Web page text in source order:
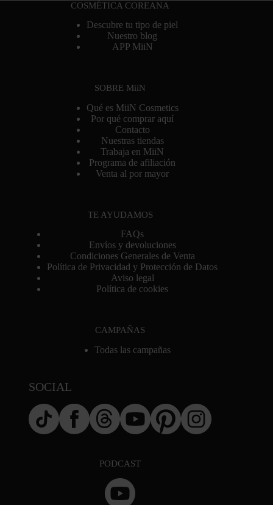
COSMÉTICA COREANA
Descubre tu tipo de piel
Nuestro blog
APP MiiN
SOBRE MiiN
Qué es MiiN Cosmetics
Por qué comprar aquí
Contacto
Nuestras tiendas
Trabaja en MiiN
Programa de afiliación
Venta al por mayor
TE AYUDAMOS
FAQs
Envíos y devoluciones
Condiciones Generales de Venta
Política de Privacidad y Protección de Datos
Aviso legal
Política de cookies
CAMPAÑAS
Todas las campañas
SOCIAL
PODCAST